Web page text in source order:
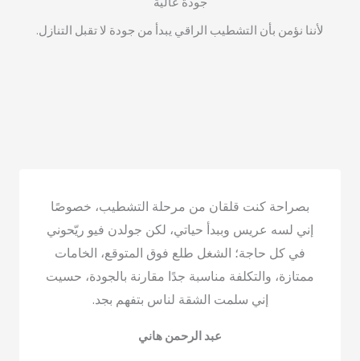
لأننا نؤمن بأن التشطيب الراقي يبدأ من جودة لا تقبل التنازل.
بصراحة كنت قلقان من مرحلة التشطيب، خصوصًا
إني لسه عريس وببدأ حياتي، لكن جولدن فيو ريّحوني
في كل حاجة؛ الشغل طلع فوق المتوقع، الخامات
ممتازة، والتكلفة مناسبة جدًا مقارنة بالجودة، حسيت
إني سلمت الشقة لناس بتفهم بجد.
عبد الرحمن هاني